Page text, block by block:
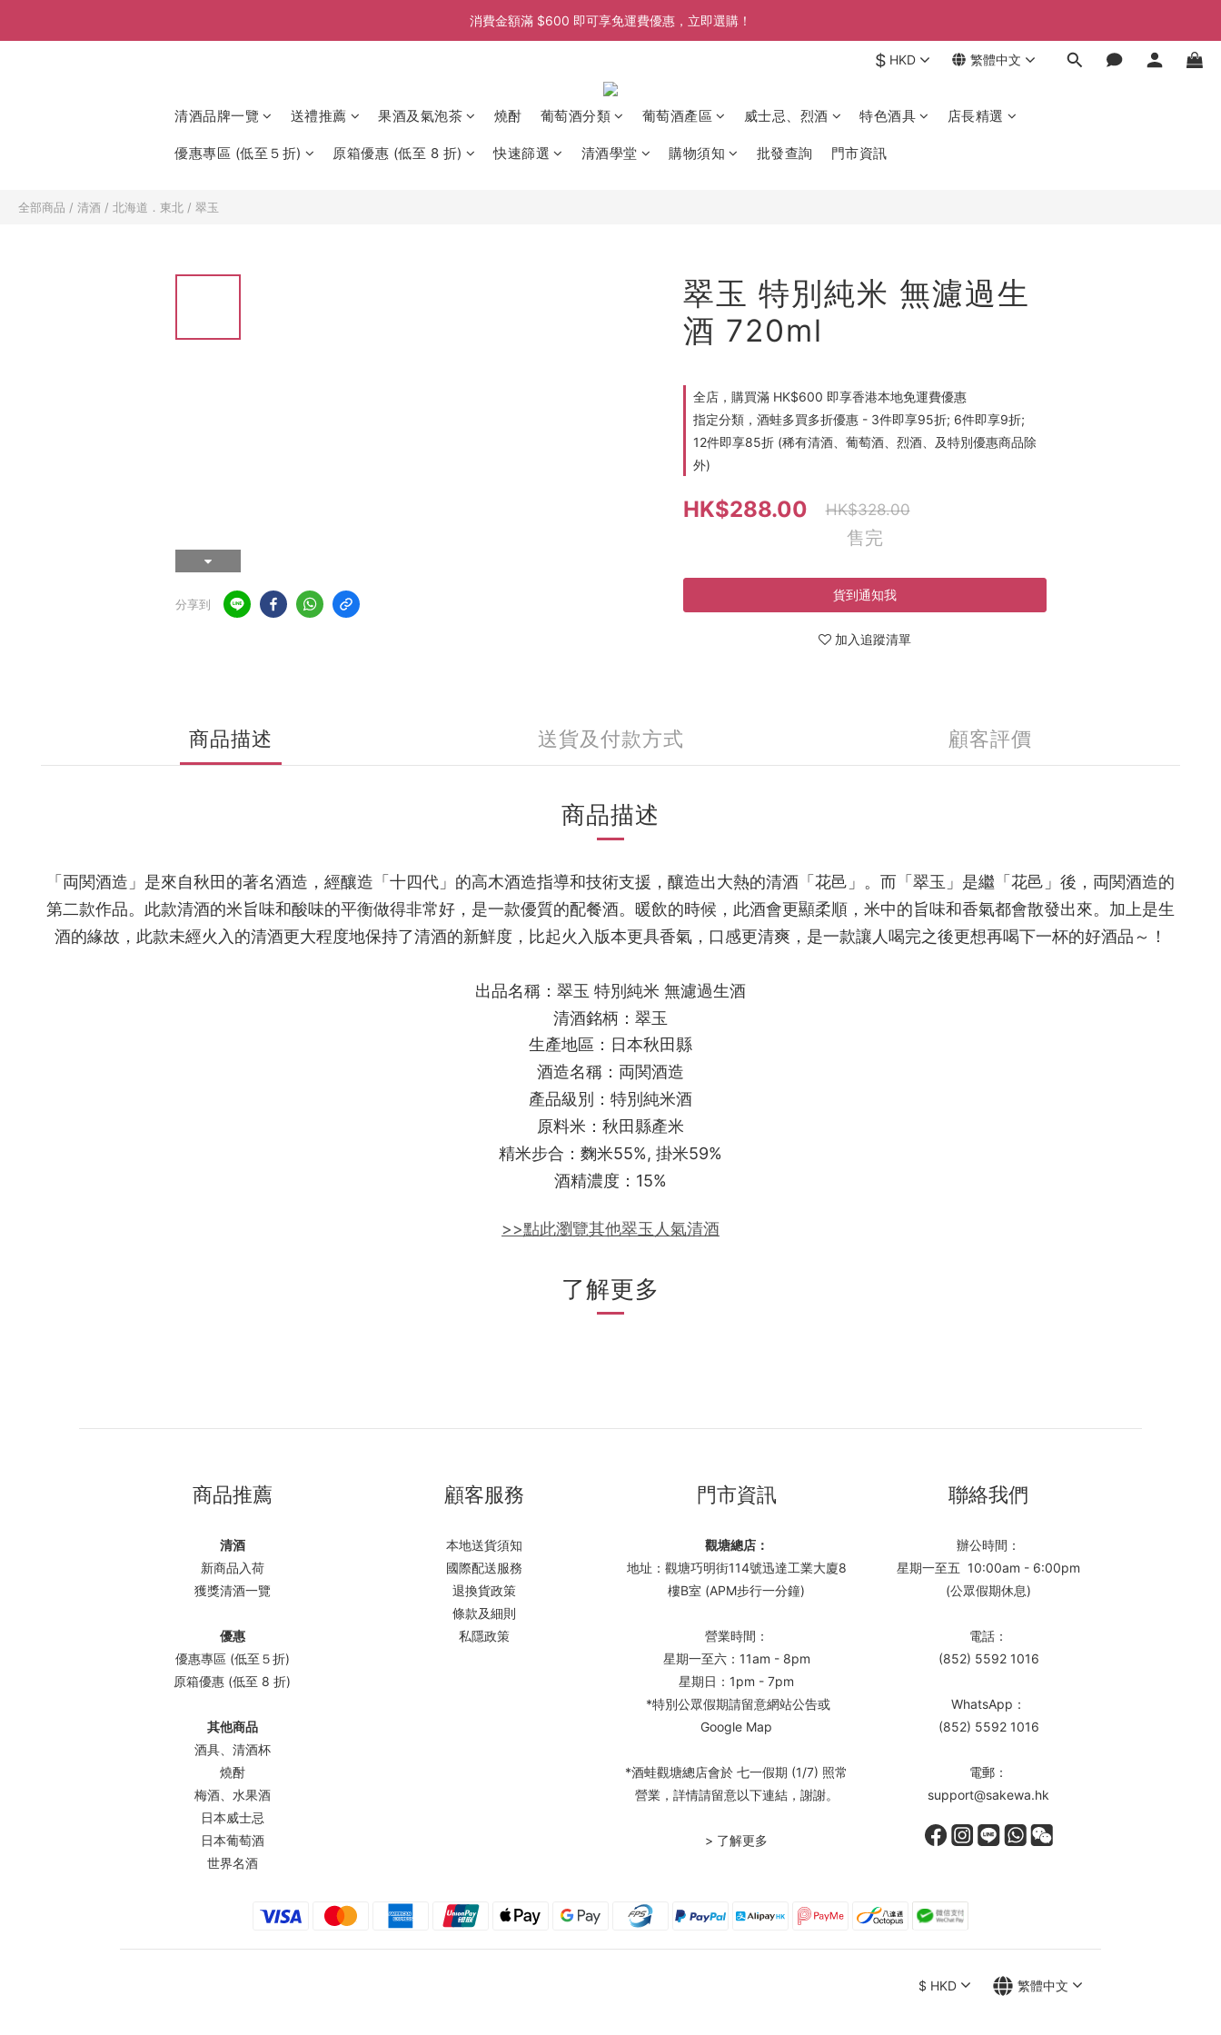
消費金額滿 $600 即可享免運費優惠，立即選購！
消費金額滿 $600 即可享免運費優惠，立即選購！
$ HKD 繁體中文
清酒品牌一覽 送禮推薦 果酒及氣泡茶 燒酎 葡萄酒分類 葡萄酒產區 威士忌、烈酒 特色酒具 店長精選
優惠專區 (低至５折) 原箱優惠 (低至 8 折) 快速篩選 清酒學堂 購物須知 批發查詢 門市資訊
全部商品 / 清酒 / 北海道．東北 / 翠玉
分享到
翠玉 特別純米 無濾過生
酒 720ml
全店，購買滿 HK$600 即享香港本地免運費優惠
指定分類，酒蛙多買多折優惠 - 3件即享95折; 6件即享9折;
12件即享85折 (稀有清酒、葡萄酒、烈酒、及特別優惠商品除
外)
HK$288.00 HK$328.00
售完
貨到通知我
加入追蹤清單
商品描述 送貨及付款方式 顧客評價
商品描述
「両関酒造」是來自秋田的著名酒造，經釀造「十四代」的高木酒造指導和技術支援，釀造出大熱的清酒「花邑」。而「翠玉」是繼「花邑」後，両関酒造的
第二款作品。此款清酒的米旨味和酸味的平衡做得非常好，是一款優質的配餐酒。暖飲的時候，此酒會更顯柔順，米中的旨味和香氣都會散發出來。加上是生
酒的緣故，此款未經火入的清酒更大程度地保持了清酒的新鮮度，比起火入版本更具香氣，口感更清爽，是一款讓人喝完之後更想再喝下一杯的好酒品～！
出品名稱：翠玉 特別純米 無濾過生酒
清酒銘柄： 翠玉
生產地區：日本秋田縣
酒造名稱：両関酒造
產品級別：特別純米酒
原料米：秋田縣產米
精米步合：麴米55%, 掛米59%
酒精濃度：15%
>>點此瀏覽其他翠玉人氣清酒
了解更多
商品推薦
清酒
新商品入荷
獲獎清酒一覽
優惠
優惠專區 (低至５折)
原箱優惠 (低至 8 折)
其他商品
酒具、清酒杯
燒酎
梅酒、水果酒
日本威士忌
日本葡萄酒
世界名酒
顧客服務
本地送貨須知
國際配送服務
退換貨政策
條款及細則
私隱政策
門市資訊
觀塘總店：
地址：觀塘巧明街114號迅達工業大廈8
樓B室 (APM步行一分鐘)
營業時間：
星期一至六：11am - 8pm
星期日：1pm - 7pm
*特別公眾假期請留意網站公告或
Google Map
*酒蛙觀塘總店會於 七一假期 (1/7) 照常
營業，詳情請留意以下連結，謝謝。
> 了解更多
聯絡我們
辦公時間：
星期一至五 10:00am - 6:00pm
(公眾假期休息)
電話：
(852) 5592 1016
WhatsApp：
(852) 5592 1016
電郵：
support@sakewa.hk
$ HKD 繁體中文